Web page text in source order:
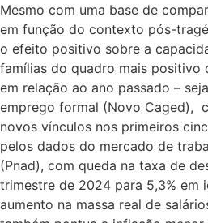
Mesmo com uma base de
em função do contexto pós-
o efeito positivo sobre a
famílias do quadro mais positivo
em relação ao ano passado –
emprego formal (Novo Caged),
novos vínculos nos primeiros
pelos dados do mercado de
(Pnad), com queda na taxa de
trimestre de 2024 para 5,3% em
aumento na massa real de